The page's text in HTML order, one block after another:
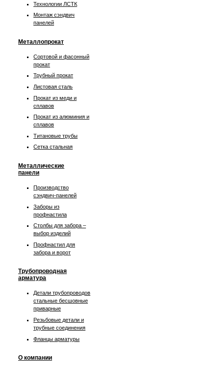
Технологии ЛСТК
Монтаж сэндвич
панелей
Металлопрокат
Сортовой и фасонный
прокат
Трубный прокат
Листовая сталь
Прокат из меди и
сплавов
Прокат из алюминия и
сплавов
Титановые трубы
Сетка стальная
Металлические
панели
Производство
сэндвич-панелей
Заборы из
профнастила
Столбы для забора –
выбор изделий
Профнастил для
забора и ворот
Трубопроводная
арматура
Детали трубопроводов
стальные бесшовные
приварные
Резьбовые детали и
трубные соединения
Фланцы арматуры
О компании